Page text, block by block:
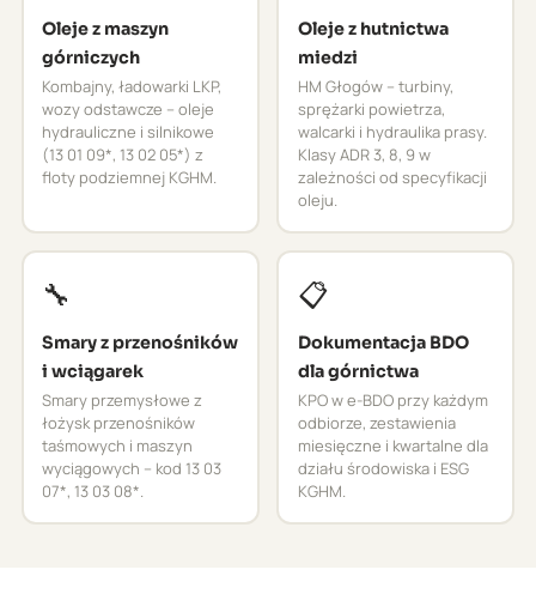
Oleje z maszyn
górniczych
Kombajny, ładowarki LKP,
wozy odstawcze – oleje
hydrauliczne i silnikowe
(13 01 09*, 13 02 05*) z
floty podziemnej KGHM.
Oleje z hutnictwa
miedzi
HM Głogów – turbiny,
sprężarki powietrza,
walcarki i hydraulika prasy.
Klasy ADR 3, 8, 9 w
zależności od specyfikacji
oleju.
🔧
Smary z przenośników
i wciągarek
Smary przemysłowe z
łożysk przenośników
taśmowych i maszyn
wyciągowych – kod 13 03
07*, 13 03 08*.
📋
Dokumentacja BDO
dla górnictwa
KPO w e-BDO przy każdym
odbiorze, zestawienia
miesięczne i kwartalne dla
działu środowiska i ESG
KGHM.